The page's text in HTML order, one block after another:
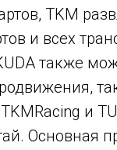
TKM
и всех
также
и
Основная